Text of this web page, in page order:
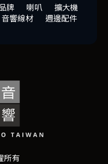
牌 喇叭
擴大機
音響線材
週邊配件
所有